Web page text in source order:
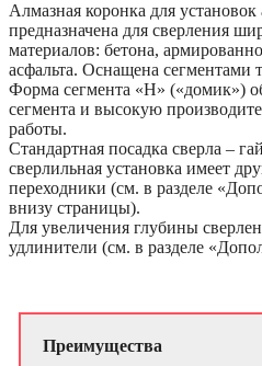
Алмазная коронка для установок
предназначена для сверления
материалов: бетона,
асфальта. Оснащена сегментами
Форма сегмента «H» («домик»)
сегмента и высокую
работы.
Стандартная посадка сверла –
сверлильная установка имеет
переходники (см. в разделе
внизу страницы).
Для увеличения глубины
удлинители (см. в разделе
Преимущества